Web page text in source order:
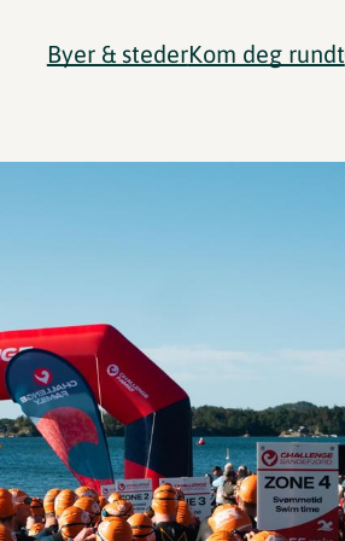
Byer & stederKom deg rundt